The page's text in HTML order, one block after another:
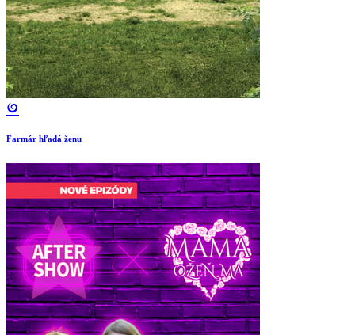
Farmár hľadá ženu